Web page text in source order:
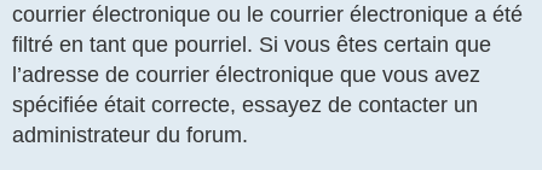
courrier électronique ou le courrier électronique a été
filtré en tant que pourriel. Si vous êtes certain que
l’adresse de courrier électronique que vous avez
spécifiée était correcte, essayez de contacter un
administrateur du forum.